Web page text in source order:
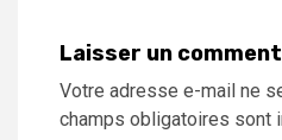
Laisser un
Votre adresse e-mail ne
champs obligatoires sont